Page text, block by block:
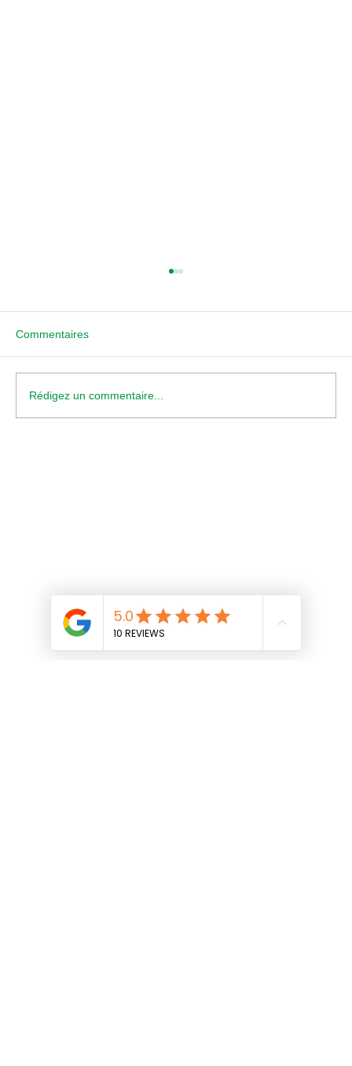
Commentaires
Rédigez un commentaire...